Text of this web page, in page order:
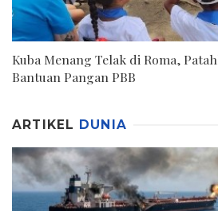
Kuba Menang Telak di Roma,
Bantuan Pangan PBB
ARTIKEL DUNIA